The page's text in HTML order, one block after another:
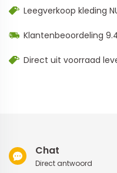
Leegverkoop kleding
Direct uit voorraad
Klantenbeoordeling
Chat
Direct antwoord